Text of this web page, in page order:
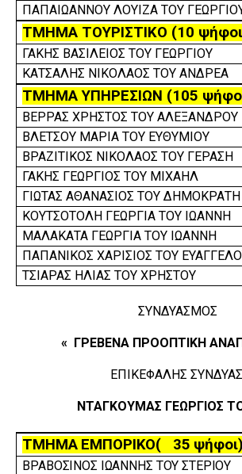
ΠΑΠΑΙΩΑΝΝΟΥ ΛΟΥΙΖΑ ΤΟΥ
ΤΜΗΜΑ ΤΟΥΡΙΣΤΙΚΟ (10
ΓΑΚΗΣ ΒΑΣΙΛΕΙΟΣ ΤΟΥ ΓΕΩΡΓΙΟΥ
ΚΑΤΣΑΛΗΣ ΝΙΚΟΛΑΟΣ ΤΟΥ ΑΝΔΡΕΑ
ΤΜΗΜΑ ΥΠΗΡΕΣΙΩΝ (105
ΒΕΡΡΑΣ ΧΡΗΣΤΟΣ ΤΟΥ ΑΛΕΞΑΝΔΡΟΥ
ΒΛΕΤΣΟΥ ΜΑΡΙΑ ΤΟΥ ΕΥΘΥΜΙΟΥ
ΒΡΑΖΙΤΙΚΟΣ ΝΙΚΟΛΑΟΣ ΤΟΥ ΓΕΡΑΣΗ
ΓΑΚΗΣ ΓΕΩΡΓΙΟΣ ΤΟΥ ΜΙΧΑΗΛ
ΓΙΩΤΑΣ ΑΘΑΝΑΣΙΟΣ ΤΟΥ ΔΗΜΟΚΡΑΤΗ
ΚΟΥΤΣΟΤΟΛΗ ΓΕΩΡΓΙΑ ΤΟΥ ΙΩΑΝΝΗ
ΜΑΛΑΚΑΤΑ ΓΕΩΡΓΙΑ ΤΟΥ ΙΩΑΝΝΗ
ΠΑΠΑΝΙΚΟΣ ΧΑΡΙΣΙΟΣ ΤΟΥ
ΤΣΙΑΡΑΣ ΗΛΙΑΣ ΤΟΥ ΧΡΗΣΤΟΥ
ΣΥΝΔΥΑΣΜΟΣ
« ΓΡΕΒΕΝΑ ΠΡΟΟΠΤΙΚΗ
ΕΠΙΚΕΦΑΛΗΣ
ΝΤΑΓΚΟΥΜΑΣ ΓΕΩΡΓΙΟΣ
ΤΜΗΜΑ ΕΜΠΟΡΙΚΟ( 35 ψήφοι)
ΒΡΑΒΟΣΙΝΟΣ ΙΩΑΝΝΗΣ ΤΟΥ ΣΤΕΡΙΟΥ